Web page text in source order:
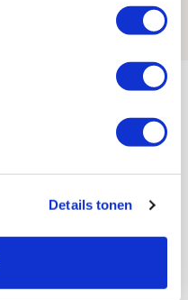
Details tonen